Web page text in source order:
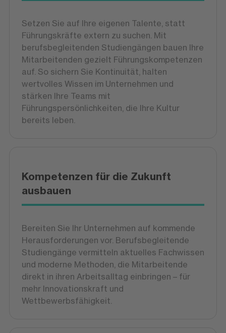
Setzen Sie auf Ihre eigenen Talente, statt
Führungskräfte extern zu suchen. Mit
berufsbegleitenden Studiengängen bauen Ihre
Mitarbeitenden gezielt Führungskompetenzen
auf. So sichern Sie Kontinuität, halten
wertvolles Wissen im Unternehmen und
stärken Ihre Teams mit
Führungspersönlichkeiten, die Ihre Kultur
bereits leben.
Kompetenzen für die Zukunft
ausbauen
Bereiten Sie Ihr Unternehmen auf kommende
Herausforderungen vor. Berufsbegleitende
Studiengänge vermitteln aktuelles Fachwissen
und moderne Methoden, die Mitarbeitende
direkt in ihren Arbeitsalltag einbringen – für
mehr Innovationskraft und
Wettbewerbsfähigkeit.